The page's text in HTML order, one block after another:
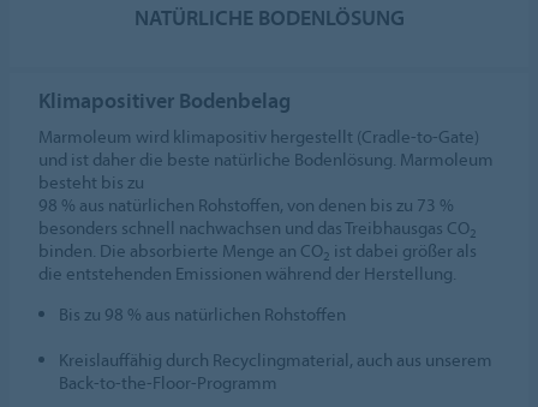
NATÜRLICHE BODENLÖSUNG
Klimapositiver Bodenbelag
Marmoleum wird klimapositiv hergestellt (Cradle-to-Gate)
und ist daher die beste natürliche Bodenlösung. Marmoleum
besteht bis zu
98 % aus natürlichen Rohstoffen, von denen bis zu 73 %
besonders schnell nachwachsen und das Treibhausgas CO2
binden. Die absorbierte Menge an CO2 ist dabei größer als
die entstehenden Emissionen während der Herstellung.
Bis zu 98 % aus natürlichen Rohstoffen
Kreislauffähig durch Recyclingmaterial, auch aus unserem
Back-to-the-Floor-Programm